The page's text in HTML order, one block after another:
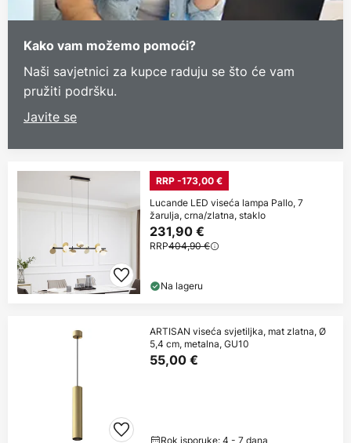
Kako vam možemo pomoći?
Naši savjetnici za kupce raduju se što će vam
pružiti podršku.
Javite se
RRP -173,00 €
Lucande LED viseća lampa Pallo, 7
žarulja, crna/zlatna, staklo
231,90 €
RRP404,90 €
Na lageru
ARTISAN viseća svjetiljka, mat zlatna, Ø
5,4 cm, metalna, GU10
55,00 €
Rok isporuke: 4 - 7 dana